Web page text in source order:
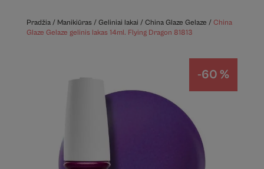
Pradžia/ Manikiūras/ Geliniai lakai / China Glaze Gelaze / China
Glaze Gelaze gelinis lakas 14ml. Flying Dragon 81813
-60 %